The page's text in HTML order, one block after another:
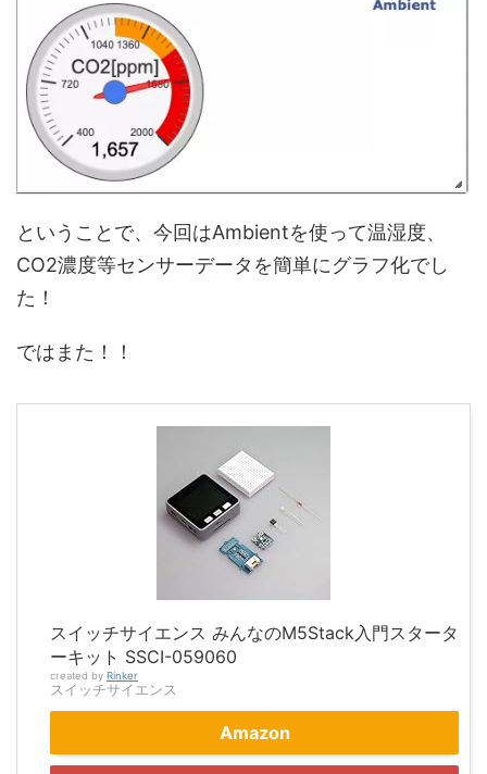
ということで、今回はAmbientを使って温湿度、
CO2濃度等センサーデータを簡単にグラフ化でし
た！
ではまた！！
スイッチサイエンス みんなのM5Stack入門スタータ
ーキット SSCI-059060
created by Rinker
スイッチサイエンス
Amazon